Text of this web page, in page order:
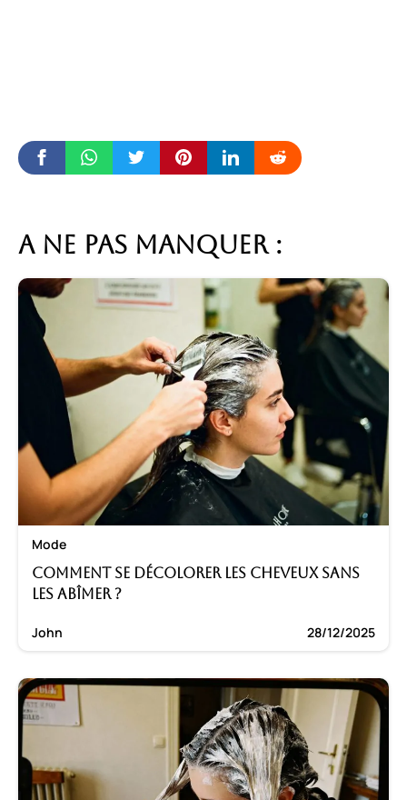
A ne pas manquer :
Mode
Comment se décolorer les cheveux sans
les abîmer ?
John 28/12/2025